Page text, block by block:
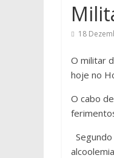
18
O militar
hoje no
O cabo